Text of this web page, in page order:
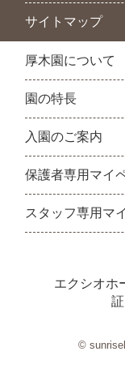
サイトマップ
厚木園について
園の特長
入園のご案内
保護者専用マイ
スタッフ専用マ
エクシオホ
©